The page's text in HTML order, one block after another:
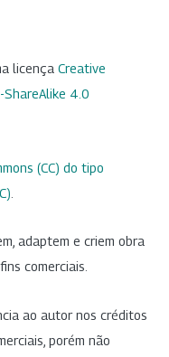
licença Creative
ShareAlike 4.0
(CC) do tipo
adaptem e criem obra
comerciais.
ao autor nos créditos
porém não